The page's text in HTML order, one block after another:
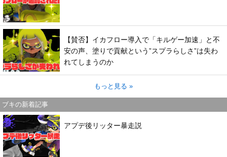
【賛否】イカフロー導入で「キルゲー加速」と不
安の声、塗りで貢献という”スプラらしさ”は失わ
れてしまうのか
もっと見る »
ブキの新着記事
アプデ後リッター暴走説